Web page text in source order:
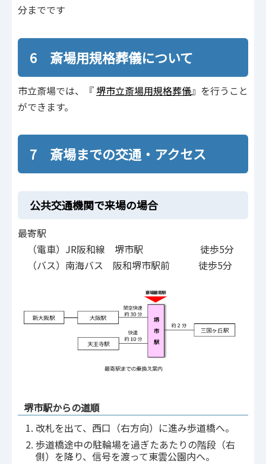
分までです
6 斎場用規格葬儀について
市立斎場では、『 堺市立斎場用規格葬儀』を行うこと
ができます。
7 斎場までの交通・アクセス
公共交通機関で来場の場合
最寄駅
（電車）JR阪和線 堺市駅 徒歩5分
（バス）南海バス 阪和堺市駅前 徒歩5分
堺市駅からの道順
改札を出て、西口（右方向）に進み歩道橋へ。
歩道橋途中の駐輪場を過ぎたあたりの階段（右
側）を降り、信号を渡って東雲公園内へ。